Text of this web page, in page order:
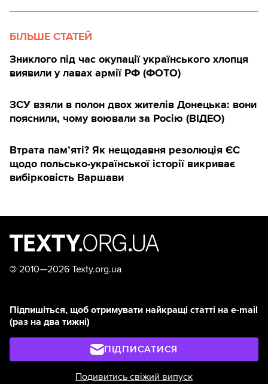
БІЛЬШЕ СТАТЕЙ
Зниклого під час окупації українського хлопця
виявили у лавах армії РФ (ФОТО)
ЗСУ взяли в полон двох жителів Донецька: вони
пояснили, чому воювали за Росію (ВІДЕО)
Втрата пам’яті? Як нещодавня резолюція ЄС
щодо польсько-української історії викриває
вибірковість Варшави
© 2010—2026 Texty.org.ua
Підпишіться, щоб отримувати найкращі статті на e-mail
(раз на два тижні)
ПІДПИСАТИСЯ
Подивитись свіжий випуск